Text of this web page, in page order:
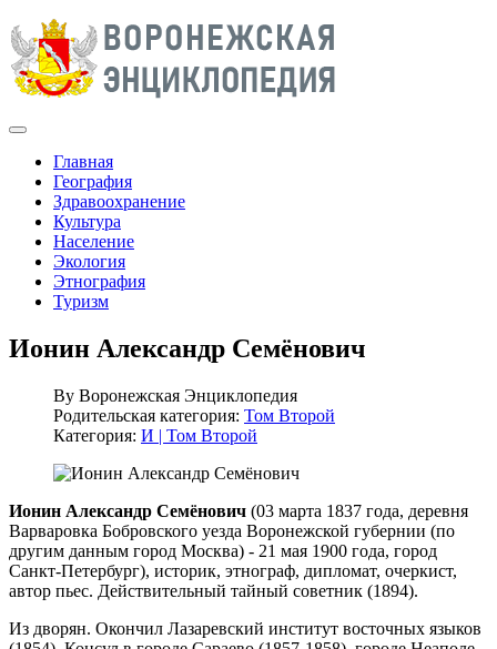
Главная
География
Здравоохранение
Культура
Население
Экология
Этнография
Туризм
Ионин Александр Семёнович
By Воронежская Энциклопедия
Родительская категория: Том Второй
Категория: И | Том Второй
Ионин Александр Семёнович (03 марта 1837 года, деревня
Варваровка Бобровского уезда Воронежской губернии (по
другим данным город Москва) - 21 мая 1900 года, город
Санкт-Петербург), историк, этнограф, дипломат, очеркист,
автор пьес. Действительный тайный советник (1894).
Из дворян. Окончил Лазаревский институт восточных языков